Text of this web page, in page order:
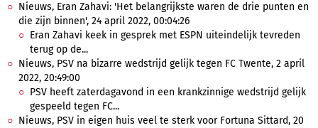
Nieuws, Eran Zahavi: 'Het belangrijkste waren de drie punten en
die zijn binnen', 24 april 2022, 00:04:26
Eran Zahavi keek in gesprek met ESPN uiteindelijk tevreden
terug op de...
Nieuws, PSV na bizarre wedstrijd gelijk tegen FC Twente, 2 april
2022, 20:49:00
PSV heeft zaterdagavond in een krankzinnige wedstrijd gelijk
gespeeld tegen FC...
Nieuws, PSV in eigen huis veel te sterk voor Fortuna Sittard, 20